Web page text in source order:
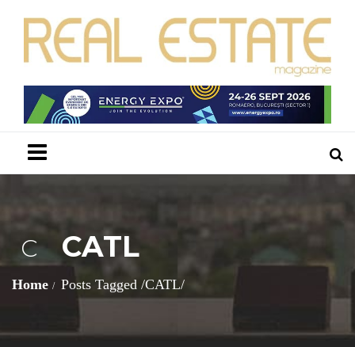
C CATL
Home Posts Tagged /CATL/